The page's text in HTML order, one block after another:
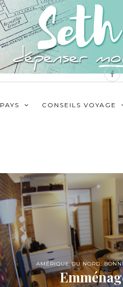
PAYS CONSEILS VOYAGE
AMÉRIQUE DU NORD,